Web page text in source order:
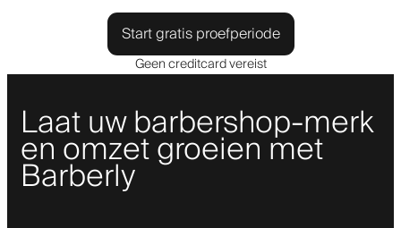
Start gratis proefperiode
Geen creditcard vereist
Laat uw barbershop-merk
en omzet groeien met
Barberly